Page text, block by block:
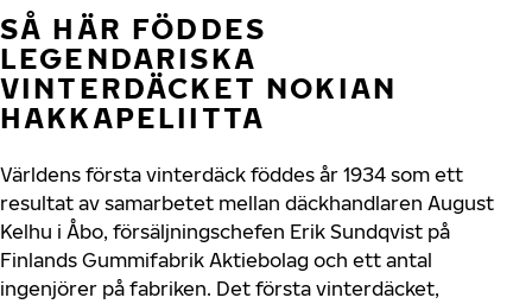
SÅ HÄR FÖDDES
LEGENDARISKA
VINTERDÄCKET NOKIAN
HAKKAPELIITTA
Världens första vinterdäck föddes år 1934 som ett
resultat av samarbetet mellan däckhandlaren August
Kelhu i Åbo, försäljningschefen Erik Sundqvist på
Finlands Gummifabrik Aktiebolag och ett antal
ingenjörer på fabriken. Det första vinterdäcket,